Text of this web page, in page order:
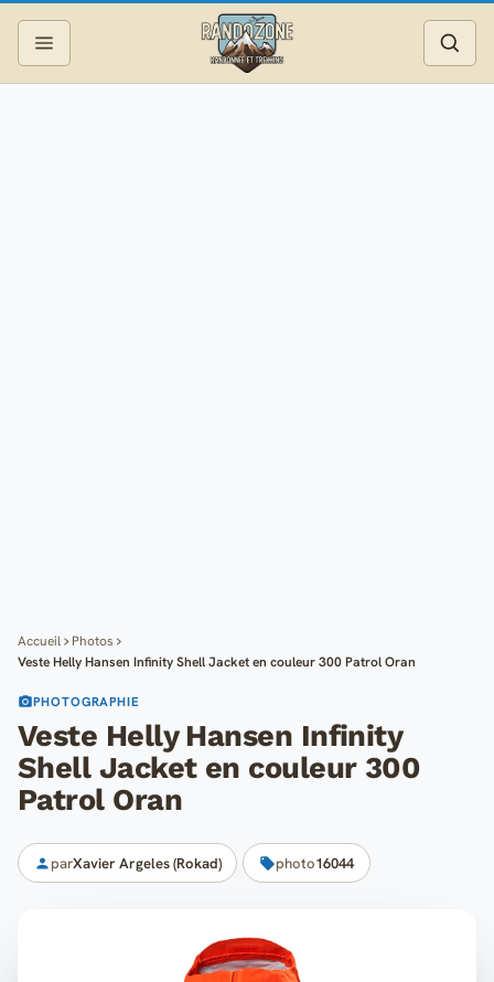
Accueil
Photos
Veste Helly Hansen Infinity Shell Jacket en couleur 300 Patrol Oran
PHOTOGRAPHIE
Veste Helly Hansen Infinity
Shell Jacket en couleur 300
Patrol Oran
parXavier Argeles (Rokad) photo16044